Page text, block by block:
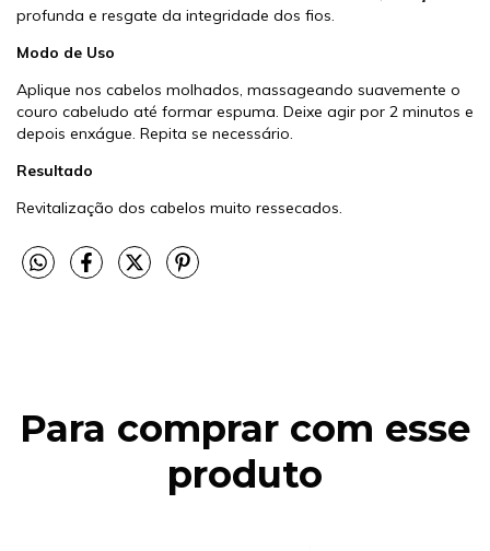
profunda e resgate da integridade dos fios.
Modo de Uso
Aplique nos cabelos molhados, massageando suavemente o
couro cabeludo até formar espuma. Deixe agir por 2 minutos e
depois enxágue. Repita se necessário.
Resultado
Revitalização dos cabelos muito ressecados.
Para comprar com esse
produto